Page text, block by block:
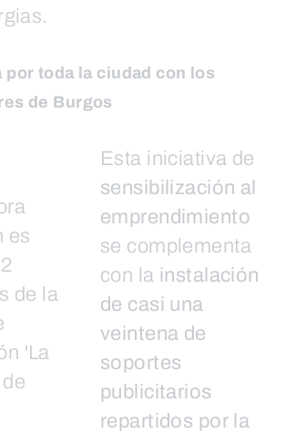
por toda la ciudad con los
de Burgos
Esta iniciativa de
sensibilización al
emprendimiento
se complementa
con la instalación
de casi una
veintena de
soportes
publicitarios
repartidos por la